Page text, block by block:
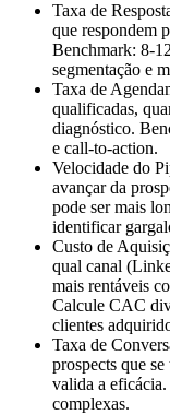
Taxa de
que respondem
Benchmark: 8-
segmentação e
Taxa de
qualificadas,
diagnóstico.
e call-to-action.
Velocidade do
avançar da
pode ser mais
identificar
Custo de
qual canal
mais rentáveis
Calcule CAC
clientes
Taxa de
prospects que
valida a
complexas.